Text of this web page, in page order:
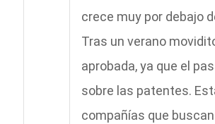
crece muy por debajo
Tras un verano
aprobada, ya que el
sobre las patentes.
compañías que